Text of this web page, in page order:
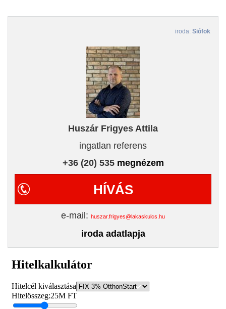
iroda: Siófok
Huszár Frigyes Attila
ingatlan referens
+36 (20) 535 megnézem
HÍVÁS
e-mail: huszar.frigyes@lakaskulcs.hu
iroda adatlapja